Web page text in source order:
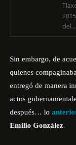
Tlaxcala
del...
Sin embargo, de
quienes
entregó de manera
actos
después… lo
Emilio González.